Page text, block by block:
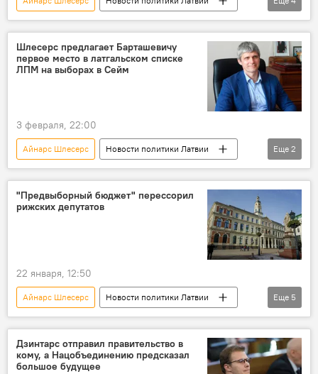
Новости культуры Латвии
Андрей Жагарс
театр "Дайлес"
Валдис Затлерс
Шлесерс предлагает Барташевичу
первое место в латгальском списке
ЛПМ на выборах в Сейм
3 февраля, 22:00
Айнарс Шлесерс
Новости политики Латвии
Александр Барташевич
"Латвия на первом месте"
Еще 2
"Предвыборный бюджет" перессорил
рижских депутатов
22 января, 12:50
Айнарс Шлесерс
Новости политики Латвии
Рига
Рижская дума
Юлия Степаненко
Виестурс Клейнбергс
Инна Дьери
Еще 5
Дзинтарс отправил правительство в
кому, а Нацобъединению предсказал
большое будущее